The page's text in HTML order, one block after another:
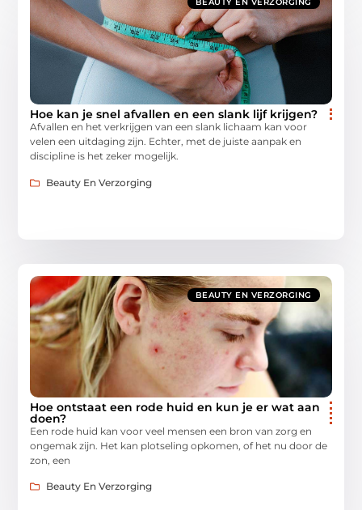
BEAUTY EN VERZORGING
Hoe kan je snel afvallen en een slank lijf krijgen?
Afvallen en het verkrijgen van een slank lichaam kan voor
velen een uitdaging zijn. Echter, met de juiste aanpak en
discipline is het zeker mogelijk.
Beauty En Verzorging
BEAUTY EN VERZORGING
Hoe ontstaat een rode huid en kun je er wat aan
doen?
Een rode huid kan voor veel mensen een bron van zorg en
ongemak zijn. Het kan plotseling opkomen, of het nu door de
zon, een
Beauty En Verzorging